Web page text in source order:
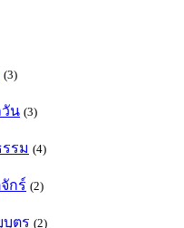
(3)
น (3)
รม (4)
กร์ (2)
ตร (2)